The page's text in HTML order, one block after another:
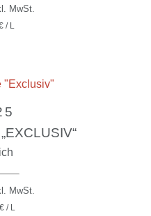
MwSt.
/ L
MwSt.
/ L